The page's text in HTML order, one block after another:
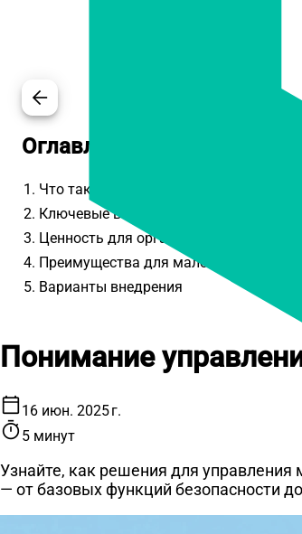
arrow_back
Оглавление
1. Что такое управление мобильными
2. Ключевые возможности MDM
3. Ценность для организаций
4. Преимущества для малого и среднего
5. Варианты внедрения
Понимание
calendar_today16 июн. 2025 г.
timer5 минут
Узнайте, как решения для
— от базовых функций безопасности